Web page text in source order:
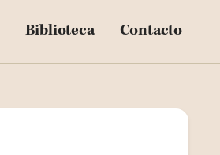
Biblioteca
Downloadables
Videos
Contacto